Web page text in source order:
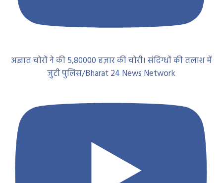
अज्ञात चोरों ने की 5,80000 हज़ार की चोरी। संदिग्धों की तलाश में
जुटी पुलिस/Bharat 24 News Network